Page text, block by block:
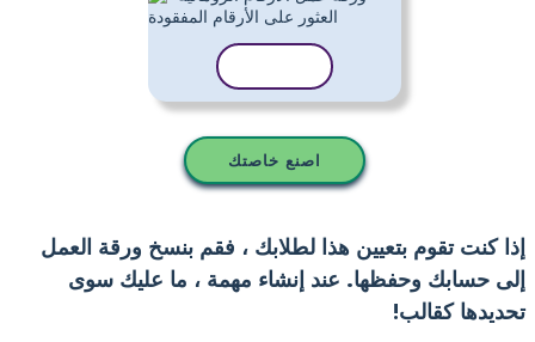
اصنع خاصتك
إذا كنت تقوم بتعيين هذا لطلابك ، فقم بنسخ ورقة العمل
إلى حسابك وحفظها. عند إنشاء مهمة ، ما عليك سوى
تحديدها كقالب!